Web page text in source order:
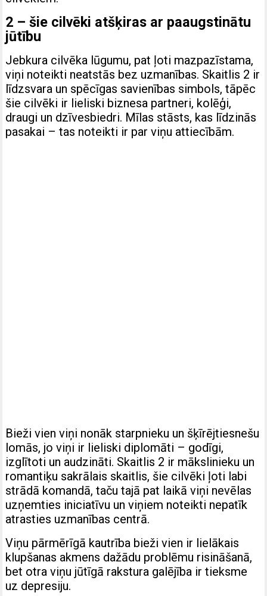
2 – šie cilvēki atšķiras ar paaugstinātu
jūtību
Jebkura cilvēka lūgumu, pat ļoti mazpazīstama,
viņi noteikti neatstās bez uzmanības. Skaitlis 2 ir
līdzsvara un spēcīgas savienības simbols, tāpēc
šie cilvēki ir lieliski biznesa partneri, kolēģi,
draugi un dzīvesbiedri. Mīlas stāsts, kas līdzinās
pasakai – tas noteikti ir par viņu attiecībām.
Bieži vien viņi nonāk starpnieku un šķīrējtiesnešu
lomās, jo viņi ir lieliski diplomāti – godīgi,
izglītoti un audzināti. Skaitlis 2 ir mākslinieku un
romantiķu sakrālais skaitlis, šie cilvēki ļoti labi
strādā komandā, taču tajā pat laikā viņi nevēlas
uzņemties iniciatīvu un viņiem noteikti nepatīk
atrasties uzmanības centrā.
Viņu pārmērīgā kautrība bieži vien ir lielākais
klupšanas akmens dažādu problēmu risināšanā,
bet otra viņu jūtīgā rakstura galējība ir tieksme
uz depresiju.